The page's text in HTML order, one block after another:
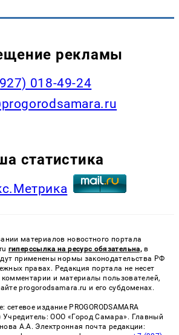
рекламы
018-49-24
статистика
материалов новостного портала
гиперссылка на ресурс обязательна, в
применены нормы законодательства РФ
правах. Редакция портала не несет
комментарии и материалы пользователей,
progorodsamara.ru и его субдоменах.
издание PROGORODSAMARA
ООО «Город Самара». Главный
А.А. Электронная почта редакции: